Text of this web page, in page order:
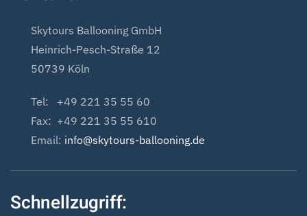
Skytours Ballooning GmbH
Heinrich-Pesch-Straße 12
50739 Köln
Tel: +49 221 35 55 60
Fax: +49 221 35 55 610
Email: info@skytours-ballooning.de
Schnellzugriff: